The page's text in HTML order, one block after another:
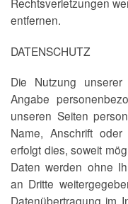
entfernen.
DATENSCHUTZ
Die Nutzung
Angabe
unseren Seiten
Name, Anschrift
erfolgt dies, soweit
Daten werden ohne
an Dritte
Datenübertragung im